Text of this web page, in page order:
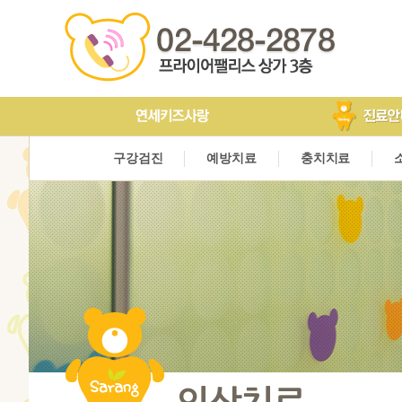
인사말&의료진소개 장비소
구강검진 예방치료 충치치료
구강검진 예방치료 충치치료